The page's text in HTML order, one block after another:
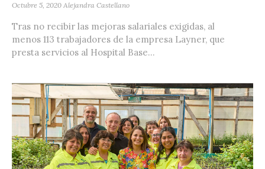
Octubre 5, 2020 Alejandra Castellano
Tras no recibir las mejoras salariales exigidas, al
menos 113 trabajadores de la empresa Layner, que
presta servicios al Hospital Base...